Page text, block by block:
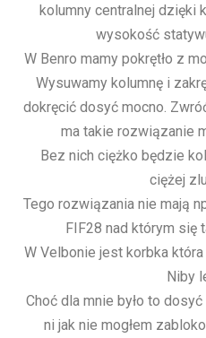
kolumny centralnej dzięki
wysokość
W Benro mamy pokrętło z
Wysuwamy kolumnę i
dokręcić dosyć mocno.
ma takie rozwiązanie
Bez nich ciężko będzie
ciężej
Tego rozwiązania nie mają
FIF28 nad którym się
W Velbonie jest korbka
Niby
Choć dla mnie było to
ni jak nie mogłem